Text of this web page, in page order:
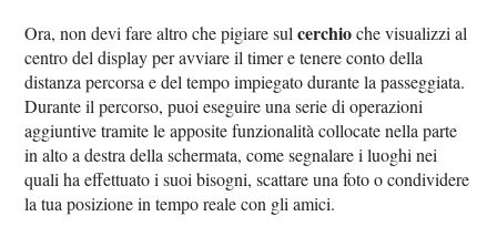
Ora, non devi fare altro che pigiare sulcerchioche visualizzi al
centro del display per avviare il timer e tenere conto della
distanza percorsa e del tempo impiegato durante la passeggiata.
Durante il percorso, puoi eseguire una serie di operazioni
aggiuntive tramite le apposite funzionalità collocate nella parte
in alto a destra della schermata, come segnalare i luoghi nei
quali ha effettuato i suoi bisogni, scattare una foto o condividere
la tua posizione in tempo reale con gli amici.